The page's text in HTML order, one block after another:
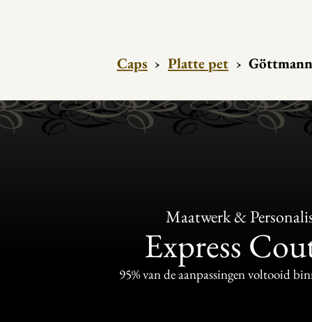
Caps › Platte pet ›
Maatwerk &
Express
95% van de aanpassingen voltooid